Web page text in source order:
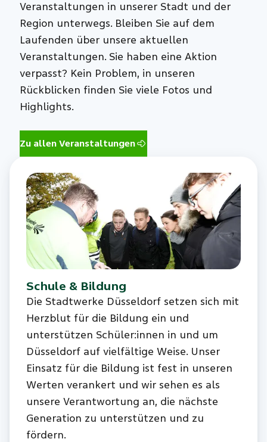
Veranstaltungen in unserer Stadt und der
Region unterwegs. Bleiben Sie auf dem
Laufenden über unsere aktuellen
Veranstaltungen. Sie haben eine Aktion
verpasst? Kein Problem, in unseren
Rückblicken finden Sie viele Fotos und
Highlights.
Zu allen Veranstaltungen
Schule & Bildung
Die Stadtwerke Düsseldorf setzen sich mit
Herzblut für die Bildung ein und
unterstützen Schüler:innen in und um
Düsseldorf auf vielfältige Weise. Unser
Einsatz für die Bildung ist fest in unseren
Werten verankert und wir sehen es als
unsere Verantwortung an, die nächste
Generation zu unterstützen und zu
fördern.